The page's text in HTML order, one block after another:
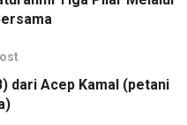
dari Acep Kamal (petani